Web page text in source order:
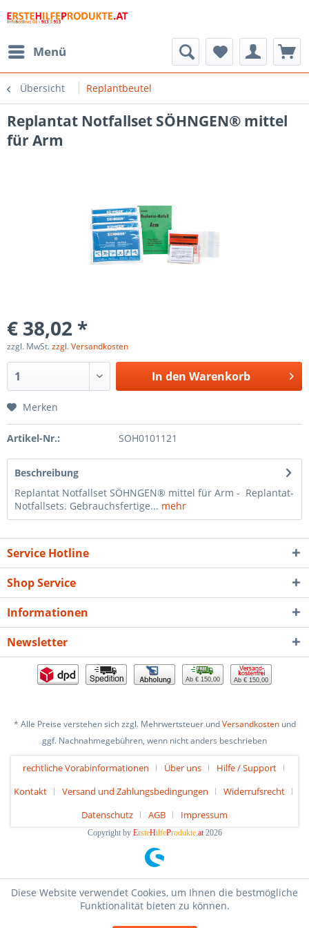
Menü
Übersicht Replantbeutel
Replantat Notfallset SÖHNGEN® mittel
für Arm
€ 38,02 *
zzgl. MwSt.zzgl. Versandkosten
In den Warenkorb
Merken
Artikel-Nr.: SOH0101121
Beschreibung
Replantat Notfallset SÖHNGEN® mittel für Arm - Replantat-
Notfallsets. Gebrauchsfertige... mehr
Service Hotline
Shop Service
Informationen
Newsletter
Ab € 150,00 Ab € 150,00
* Alle Preise verstehen sich zzgl. Mehrwertsteuer undVersandkostenund
ggf. Nachnahmegebühren, wenn nicht anders beschrieben
rechtliche Vorabinformationen Über uns
Hilfe / Support
Kontakt
Versand und Zahlungsbedingungen
Widerrufsrecht
Datenschutz
AGB Impressum
Copyright by ErsteHilfeProdukte.at2026
Diese Website verwendet Cookies, um Ihnen die bestmögliche
Funktionalität bieten zu können.